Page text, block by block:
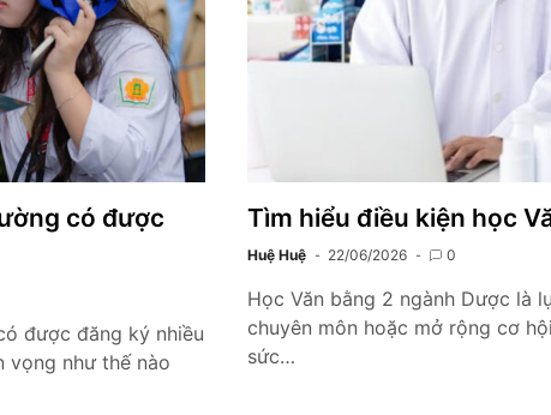
có được
được đăng ký nhiều
vọng như thế nào
Tìm hiểu điều kiện học
Huệ Huệ 22/06/2026 0
Học Văn bằng 2 ngành Dược là
chuyên môn hoặc mở rộng cơ
sức…